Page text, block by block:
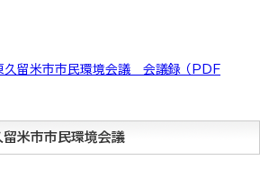
留米市市民環境会議 会議録 （PDF
米市市民環境会議